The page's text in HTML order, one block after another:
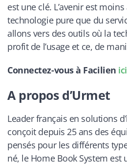
est une clé. L’avenir est
technologie pure que du
allons vers des outils où la
profit de l’usage et ce, de
Connectez-vous à Facilien ici
A propos d’Urmet
Leader français en solutions
conçoit depuis 25 ans des
pensés pour les différents
né, le Home Book System est